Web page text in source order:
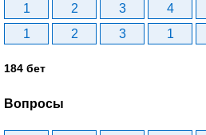
1 2 3 4
1
2 3 1
184 бет
Вопросы